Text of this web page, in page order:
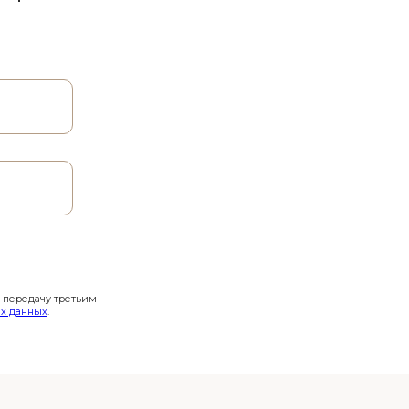
третьим
данных.